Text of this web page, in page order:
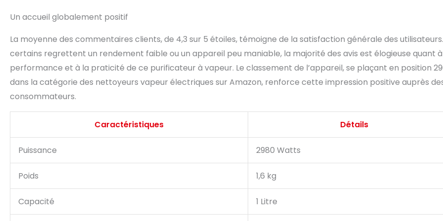
Un accueil globalement positif
La moyenne des commentaires clients, de 4,3 sur 5 étoiles, témoigne de la satisfaction générale des utilisateurs.
certains regrettent un rendement faible ou un appareil peu maniable, la majorité des avis est élogieuse quant
performance et à la praticité de ce purificateur à vapeur. Le classement de l’appareil, se plaçant en position
dans la catégorie des nettoyeurs vapeur électriques sur Amazon, renforce cette impression positive auprès
consommateurs.
Caractéristiques Détails
Puissance 2980 Watts
Poids 1,6 kg
Capacité 1 Litre